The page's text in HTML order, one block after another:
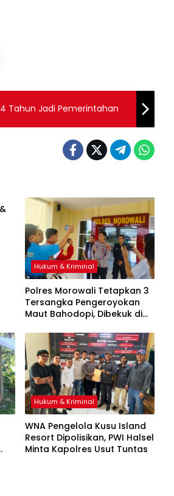
Tahun Jadi Pemerintahan
Hukum & Kriminal
Polres Morowali Tetapkan 3
Tersangka Pengeroyokan
Maut Bahodopi, Dibekuk di
Hukum & Kriminal
WNA Pengelola Kusu Island
Resort Dipolisikan, PWI Halsel
Minta Kapolres Usut Tuntas